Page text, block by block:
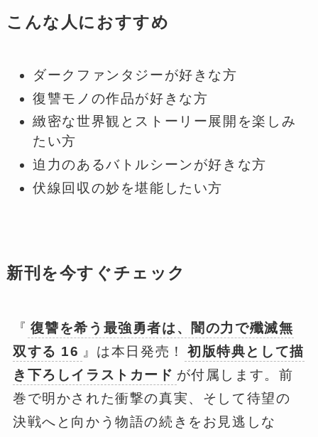
こんな人におすすめ
ダークファンタジーが好きな方
復讐モノの作品が好きな方
緻密な世界観とストーリー展開を楽しみ
たい方
迫力のあるバトルシーンが好きな方
伏線回収の妙を堪能したい方
新刊を今すぐチェック
『 復讐を希う最強勇者は、闇の力で殲滅無
双する 16 』は本日発売！
初版特典として描
き下ろしイラストカード が付属します。前
巻で明かされた衝撃の真実、そして待望の
決戦へと向かう物語の続きをお見逃しな